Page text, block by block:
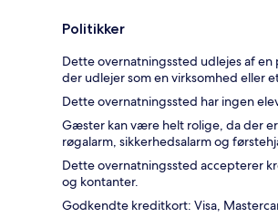
Politikker
Dette overnatningssted udlejes af
der udlejer som en virksomhed eller
Dette overnatningssted har ingen
Gæster kan være helt rolige, da der
røgalarm, sikkerhedsalarm og
Dette overnatningssted accepterer
og kontanter.
Godkendte kreditkort: Visa,